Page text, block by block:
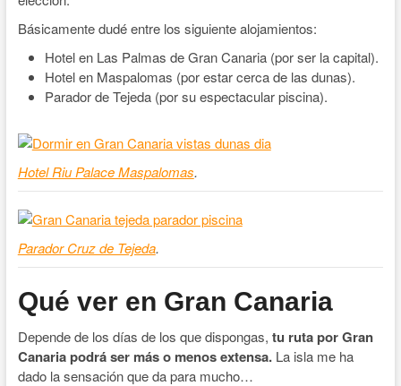
Básicamente dudé entre los siguiente alojamientos:
Hotel en Las Palmas de Gran Canaria (por ser la capital).
Hotel en Maspalomas (por estar cerca de las dunas).
Parador de Tejeda (por su espectacular piscina).
Hotel Riu Palace Maspalomas.
Parador Cruz de Tejeda.
Qué ver en Gran Canaria
Depende de los días de los que dispongas, tu ruta por Gran
Canaria podrá ser más o menos extensa.La isla me ha
dado la sensación que da para mucho…